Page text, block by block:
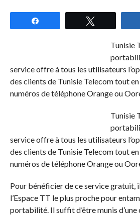
Tunisie
service offre à tous les utilisateurs
des clients de Tunisie Telecom tout
numéros de téléphone Orange ou
Tunisie
service offre à tous les utilisateurs
des clients de Tunisie Telecom tout
numéros de téléphone Orange ou
Pour bénéficier de ce service gratuit,
l’Espace TT le plus proche pour
portabilité. Il suffit d’être munis